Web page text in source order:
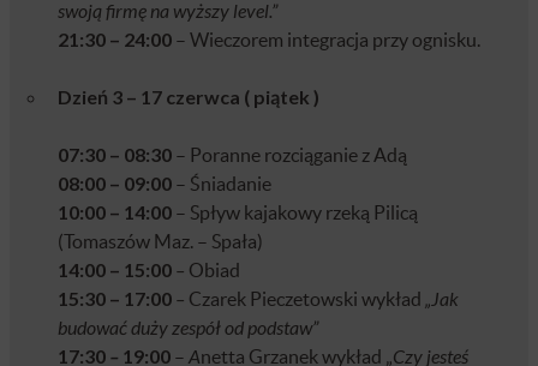
swoją firmę na wyższy level.”
21:30 – 24:00 – Wieczorem integracja przy ognisku.
Dzień 3 – 17 czerwca ( piątek )
07:30 – 08:30 – Poranne rozciąganie z Adą
08:00 – 09:00 – Śniadanie
10:00 – 14:00 – Spływ kajakowy rzeką Pilicą
(Tomaszów Maz. – Spała)
14:00 – 15:00 – Obiad
15:30 – 17:00 – Czarek Pieczetowski wykład „Jak
budować duży zespół od podstaw”
17:30 – 19:00 – Anetta Grzanek wykład „Czy jesteś